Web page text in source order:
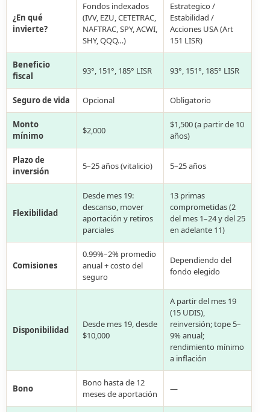
¿En qué
invierte?
Fondos indexados
(IVV, EZU, CETETRAC,
NAFTRAC, SPY, ACWI,
SHY, QQQ…)
Estrategico /
Estabilidad /
Acciones USA (Art
151 LISR)
Beneficio
fiscal
93°, 151°, 185° LISR 93°, 151°, 185° LISR
Seguro de vida Opcional Obligatorio
Monto
mínimo
$2,000
$1,500 (a partir de 10
años)
Plazo de
inversión
5–25 años (vitalicio) 5–25 años
Flexibilidad
Desde mes 19:
descanso, mover
aportación y retiros
parciales
13 primas
comprometidas (2
del mes 1–24 y del 25
en adelante 11)
Comisiones
0.99%–2% promedio
anual + costo del
seguro
Dependiendo del
fondo elegido
Disponibilidad
Desde mes 19, desde
$10,000
A partir del mes 19
(15 UDIS),
reinversión; tope 5–
9% anual;
rendimiento mínimo
a inflación
Bono
Bono hasta de 12
meses de aportación
—